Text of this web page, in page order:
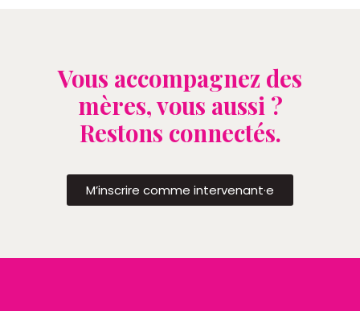
Vous accompagnez des
mères, vous aussi ?
Restons connectés.
M’inscrire comme intervenant·e